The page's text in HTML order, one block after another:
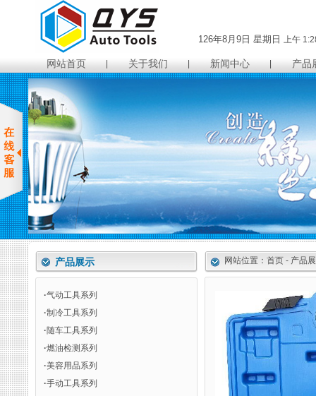
126年8月9日 星期日 上午
网站首页 关于我们 新闻中心 产品
产品展示
·气动工具系列
·制冷工具系列
·随车工具系列
·燃油检测系列
·美容用品系列
·手动工具系列
网站位置：首页 - 产品